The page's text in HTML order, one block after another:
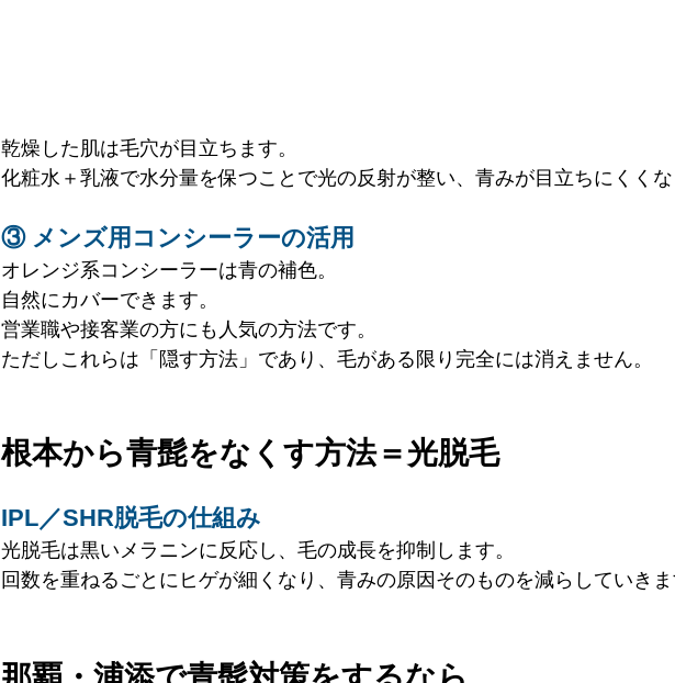
乾燥した肌は毛穴が目立ちます。
化粧水＋乳液で水分量を保つことで光の反射が整い、青みが目立ちにくく
③ メンズ用コンシーラーの活用
オレンジ系コンシーラーは青の補色。
自然にカバーできます。
営業職や接客業の方にも人気の方法です。
ただしこれらは「隠す方法」であり、毛がある限り完全には消えません。
根本から青髭をなくす方法＝光脱毛
IPL／SHR脱毛の仕組み
光脱毛は黒いメラニンに反応し、毛の成長を抑制します。
回数を重ねるごとにヒゲが細くなり、青みの原因そのものを減らしていき